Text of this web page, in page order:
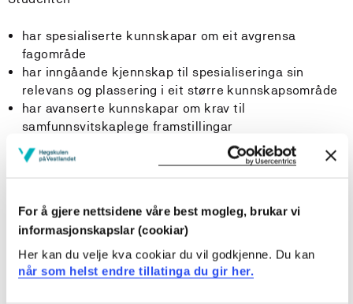
For å gjere nettsidene våre best mogleg, brukar vi
informasjonskapslar (cookiar)
Her kan du velje kva cookiar du vil godkjenne. Du kan
når som helst endre tillatinga du gir her.
har spesialiserte kunnskapar om eit avgrensa
fagområde
har inngåande kjennskap til spesialiseringa sin
relevans og plassering i eit større kunnskapsområde
har avanserte kunnskapar om krav til
samfunnsvitskaplege framstillingar
Ferdigheiter
kan utforme eit forskingsprosjekt, samle inn og
analysere data.
kan handtere forskingsetiske utfordringar relevant